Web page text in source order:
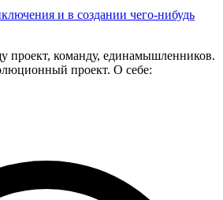
и в создании чего-нибудь
проект, команду, единамышленников.
проект. О себе: